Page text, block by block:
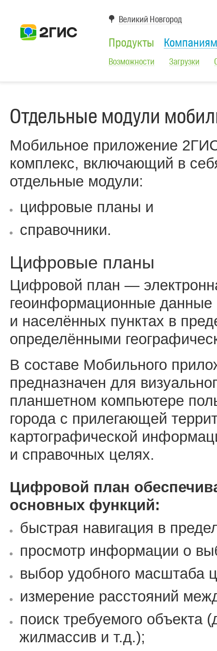
Продукты
Возможности Загрузки
Компаниям
Великий Новгород
Отдельные модули
Мобильное приложение
комплекс, включающий в
отдельные модули:
цифровые планы и
справочники.
Цифровые планы
Цифровой план —
геоинформационные данные
и населённых пунктах в
определёнными
В составе Мобильного
предназначен для
планшетном компьютере
города с прилегающей
картографической
и справочных целях.
Цифровой план
основных функций:
быстрая навигация в
просмотр информации о
выбор удобного масштаба
измерение расстояний
поиск требуемого объекта
жилмассив и т.д.);